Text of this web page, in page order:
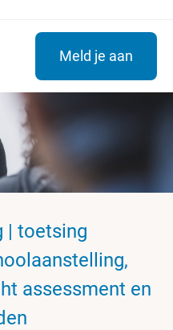
Meld je aan
| toetsing
assessment en